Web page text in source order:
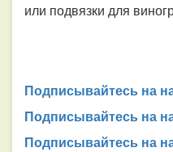
или подвязки для
Подписывайтесь на
Подписывайтесь на
Подписывайтесь на